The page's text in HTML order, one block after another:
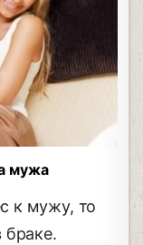
мужа
к мужу, то
браке.